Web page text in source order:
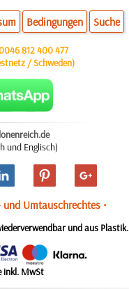
Bedingungen Suche
812 400 477
/ Schweden)
und Englisch)
Umtauschrechtes •
und aus Plastik.
inkl. MwSt